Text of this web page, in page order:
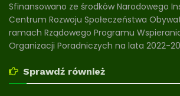
Sfinansowano ze środków Narodowego
Centrum Rozwoju Społeczeństwa
ramach Rządowego Programu
Organizacji Poradniczych na lata 2022-
Sprawdź również